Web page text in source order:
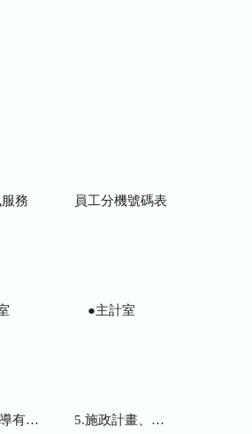
務 員工分機號碼表
●主計室
文書 5.施政計畫、業務統計及研究報告